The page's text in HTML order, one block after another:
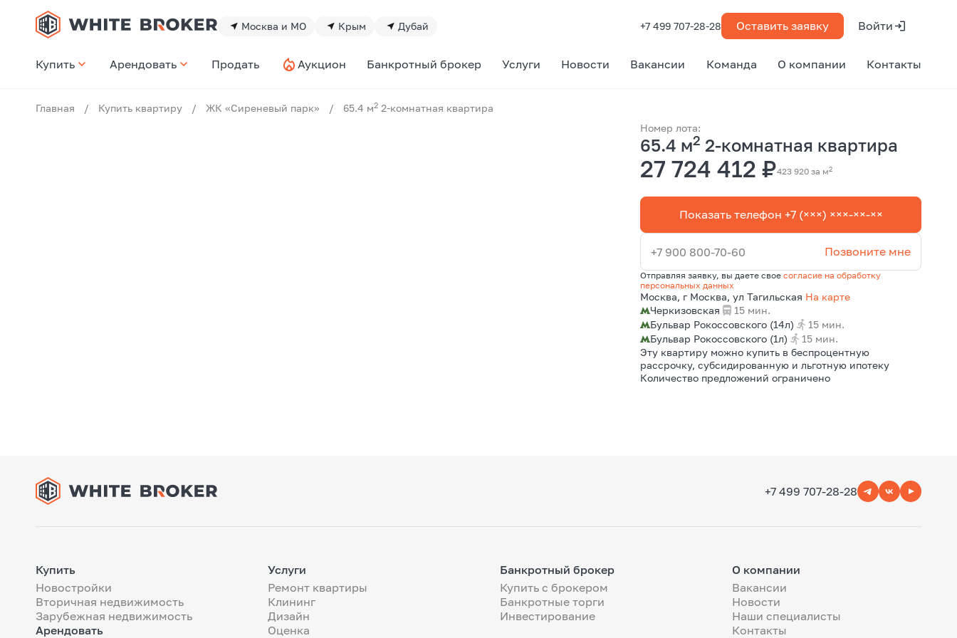
Москва и МО Крым Дубай +7 499 707-28-28 Оставить заявку Войти
Купить Арендовать Продать Аукцион Банкротный брокер Услуги Новости Вакансии Команда О компании Контакты
Главная / Купить квартиру / ЖК «Сиреневый парк» / 65.4 м2 2-комнатная квартира
Номер лота:
65.4 м2 2-комнатная квартира
27 724 412 ₽423 920 за м2
Показать телефон +7 (×××) ×××-××-××
+7 900 800-70-60 Позвоните мне
Отправляя заявку, вы даете своесогласие на обработку
персональных данных
Москва, г Москва, ул Тагильская На карте
Черкизовская
15 мин.
Бульвар Рокоссовского (14л)
15 мин.
Бульвар Рокоссовского (1л)
15 мин.
Эту квартиру можно купить в беспроцентную
рассрочку, субсидированную и льготную ипотеку
Количество предложений ограничено
+7 499 707-28-28
Купить
Новостройки
Вторичная недвижимость
Зарубежная недвижимость
Арендовать
Услуги
Ремонт квартиры
Клининг
Дизайн
Оценка
Банкротный брокер
Купить с брокером
Банкротные торги
Инвестирование
О компании
Вакансии
Новости
Наши специалисты
Контакты